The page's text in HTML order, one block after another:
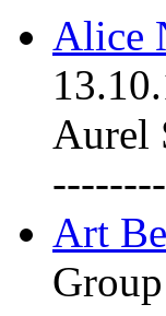
Alice
Aurel
Art